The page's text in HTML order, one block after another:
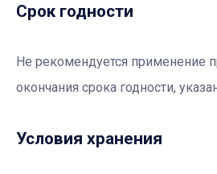
Срок годности
Не рекомендуется применение
окончания срока годности,
Условия хранения